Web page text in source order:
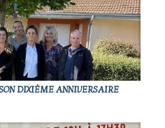
DIXIÈME ANNIVERSAIRE